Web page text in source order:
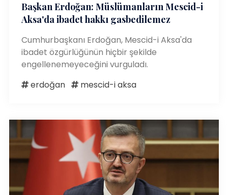
Başkan Erdoğan: Müslümanların Mescid-i
Aksa'da ibadet hakkı gasbedilemez
Cumhurbaşkanı Erdoğan, Mescid-i Aksa'da
ibadet özgürlüğünün hiçbir şekilde
engellenemeyeceğini vurguladı.
erdoğan
mescid-i aksa